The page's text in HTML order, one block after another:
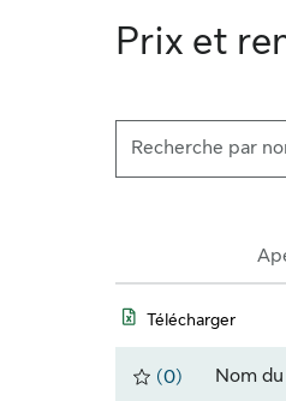
Prix et
Les données ont été mises à
Télécharger
Favoris
(0) Nom
Trier